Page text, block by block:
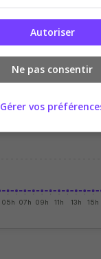
05h 07h 09h 11h 13h 15h
Autoriser
Ne pas consentir
Gérer vos